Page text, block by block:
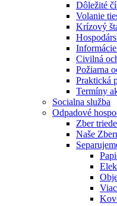
Dôležité
Volanie
Krízový
Civilná
Požiarna
Praktická
Termíny
Socialna služba
Odpadové
Zber
Naše